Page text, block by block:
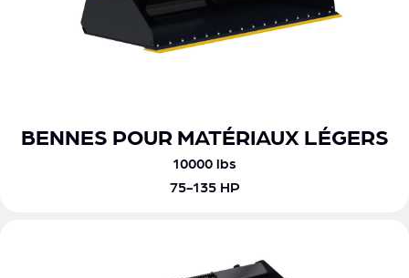
BENNES POUR MATÉRIAUX LÉGERS
10000 lbs
75-135 HP